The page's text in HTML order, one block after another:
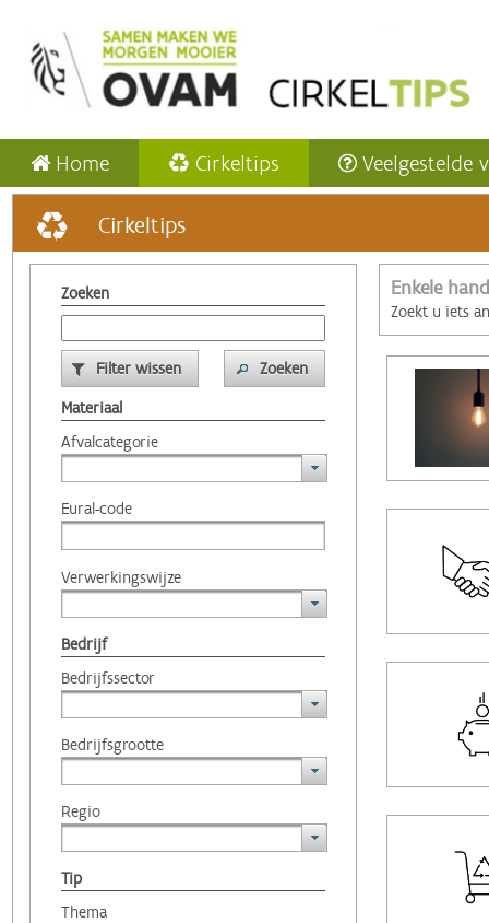
Home Cirkeltips Veelgestelde
Cirkeltips
Zoeken
Filter wissen
Zoeken
Materiaal
Afvalcategorie
Eural-code
Verwerkingswijze
Bedrijf
Bedrijfssector
Bedrijfsgrootte
Regio
Tip
Thema
Enkele
Zoekt u iets